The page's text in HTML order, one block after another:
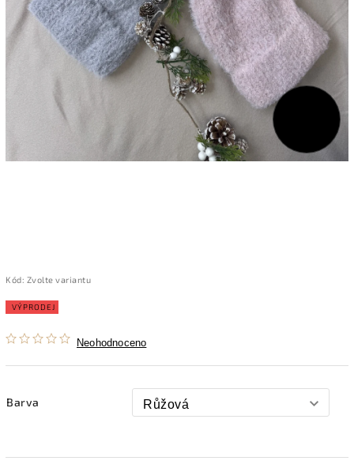
Kód: Zvolte variantu
VÝPRODEJ
Neohodnoceno
Barva